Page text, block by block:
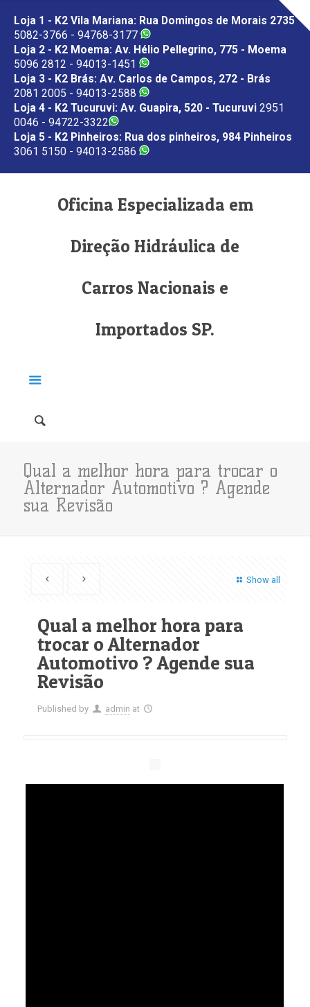
Loja 1 - K2 Vila Mariana: Rua Domingos de Morais 2735
5082-3766 - 94768-3177
Loja 2 - K2 Moema: Av. Hélio Pellegrino, 775 - Moema
5096 2812 - 94013-1451
Loja 3 - K2 Brás: Av. Carlos de Campos, 272 - Brás
2081 2005 - 94013-2588
Loja 4 - K2 Tucuruvi: Av. Guapira, 520 - Tucuruvi 2951
0046 - 94722-3322
Loja 5 - K2 Pinheiros: Rua dos pinheiros, 984 Pinheiros
3061 5150 - 94013-2586
Oficina Especializada em
Direção Hidráulica de
Carros Nacionais e
Importados SP.
Qual a melhor hora para trocar o
Alternador Automotivo ? Agende
sua Revisão
Show all
Qual a melhor hora para
trocar o Alternador
Automotivo ? Agende sua
Revisão
Published by admin at